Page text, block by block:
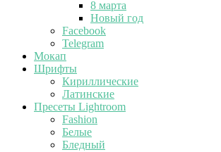
8 марта
Новый год
Facebook
Telegram
Мокап
Шрифты
Кириллические
Латинские
Пресеты Lightroom
Fashion
Белые
Бледный